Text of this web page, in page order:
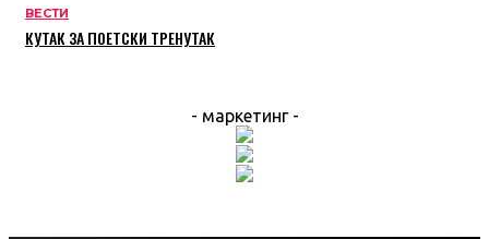
ВЕСТИ
КУТАК ЗА ПОЕТСКИ ТРЕНУТАК
- маркетинг -